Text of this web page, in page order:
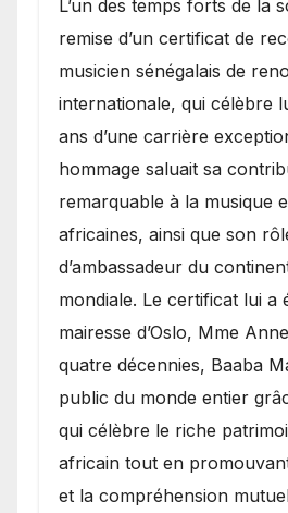
​L’un des temps forts de la
remise d’un certificat de
musicien sénégalais de
internationale, qui célèbre
ans d’une carrière
hommage saluait sa
remarquable à la musique
africaines, ainsi que son
d’ambassadeur du
mondiale. Le certificat lui a
mairesse d’Oslo, Mme
quatre décennies, Baaba
public du monde entier
qui célèbre le riche
africain tout en
et la compréhension